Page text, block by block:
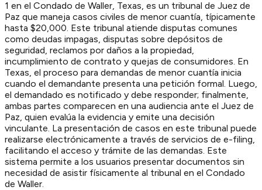
1 en el Condado de Waller, Texas, es un tribunal de Juez de
Paz que maneja casos civiles de menor cuantía, típicamente
hasta $20,000. Este tribunal atiende disputas comunes
como deudas impagas, disputas sobre depósitos de
seguridad, reclamos por daños a la propiedad,
incumplimiento de contrato y quejas de consumidores. En
Texas, el proceso para demandas de menor cuantía inicia
cuando el demandante presenta una petición formal. Luego,
el demandado es notificado y debe responder; finalmente,
ambas partes comparecen en una audiencia ante el Juez de
Paz, quien evalúa la evidencia y emite una decisión
vinculante. La presentación de casos en este tribunal puede
realizarse electrónicamente a través de servicios de e-filing,
facilitando el acceso y trámite de las demandas. Este
sistema permite a los usuarios presentar documentos sin
necesidad de asistir físicamente al tribunal en el Condado
de Waller.